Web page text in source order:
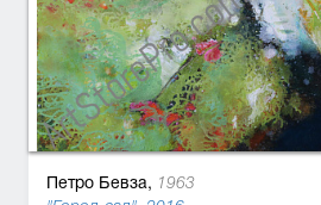
Петро Бевза, 1963